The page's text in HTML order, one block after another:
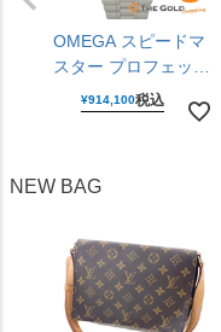
OMEGA スピードマ
スター プロフェッシ
ョナル
310.30.42.50.01.001
時計 メンズ ウォッ
¥914,100税込
NEW BAG